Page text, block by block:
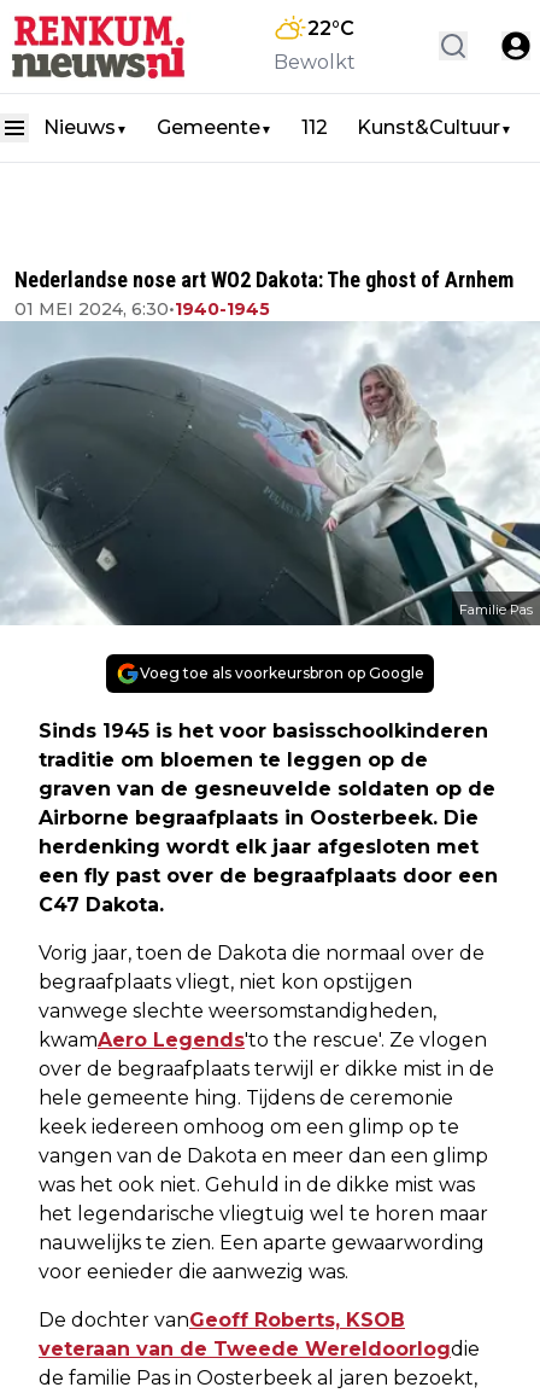
22°C
Bewolkt
Nieuws ▼ Gemeente▼ 112 Kunst&Cultuur▼
Nederlandse nose art WO2 Dakota: The ghost of Arnhem
01 MEI 2024, 6:30•1940-1945
Familie Pas
Voeg toe als voorkeursbron op Google
Sinds 1945 is het voor basisschoolkinderen
traditie om bloemen te leggen op de
graven van de gesneuvelde soldaten op de
Airborne begraafplaats in Oosterbeek. Die
herdenking wordt elk jaar afgesloten met
een fly past over de begraafplaats door een
C47 Dakota.
Vorig jaar, toen de Dakota die normaal over de
begraafplaats vliegt, niet kon opstijgen
vanwege slechte weersomstandigheden,
kwamAero Legends'to the rescue'. Ze vlogen
over de begraafplaats terwijl er dikke mist in de
hele gemeente hing. Tijdens de ceremonie
keek iedereen omhoog om een glimp op te
vangen van de Dakota en meer dan een glimp
was het ook niet. Gehuld in de dikke mist was
het legendarische vliegtuig wel te horen maar
nauwelijks te zien. Een aparte gewaarwording
voor eenieder die aanwezig was.
De dochter vanGeoff Roberts, KSOB
veteraan van de Tweede Wereldoorlogdie
de familie Pas in Oosterbeek al jaren bezoekt,